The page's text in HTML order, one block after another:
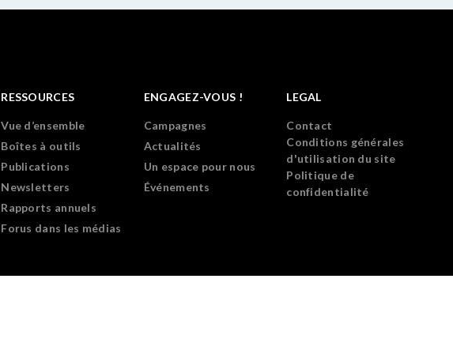
RESSOURCES
Vue d’ensemble
Boîtes à outils
Publications
Newsletters
Rapports annuels
Forus dans les médias
ENGAGEZ-VOUS !
Campagnes
Actualités
Un espace pour nous
Événements
LEGAL
Contact
Conditions générales
d'utilisation du site
Politique de
confidentialité